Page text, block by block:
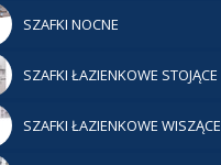
SZAFKI NOCNE
SZAFKI ŁAZIENKOWE STOJĄCE
SZAFKI ŁAZIENKOWE WISZĄCE